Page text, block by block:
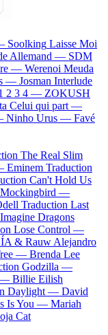
Soolking Laisse Moi
Allemand — SDM
— Werenoi Meuda
— Josman Interlude
2 3 4 — ZOKUSH
Celui qui part —
Ninho Urus — Favé
The Real Slim
Eminem Traduction
Can't Hold Us
Mockingbird —
Traduction Last
Imagine Dragons
Lose Control —
& Rauw Alejandro
— Brenda Lee
Godzilla —
— Billie Eilish
Daylight — David
Is You — Mariah
Cat